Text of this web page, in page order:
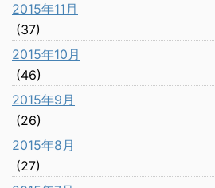
2015年11月
(37)
2015年10月
(46)
2015年9月
(26)
2015年8月
(27)